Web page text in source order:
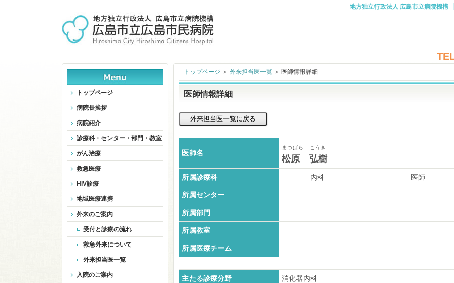
地方独立行政法人 広島市立病院機構
トップページ ＞ 外来担当医一覧 ＞ 医師情報詳細
医師情報詳細
医師名
まつばら こうき
松原 弘樹
所属診療科 内科 医師
所属センター
所属部門
所属教室
所属医療チーム
主たる診療分野 消化器内科
トップページ
病院長挨拶
病院紹介
診療科・センター・部門・教室
がん治療
救急医療
HIV診療
地域医療連携
外来のご案内
受付と診療の流れ
救急外来について
外来担当医一覧
入院のご案内